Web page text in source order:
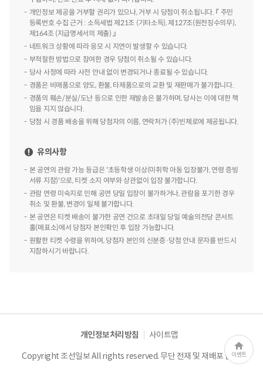
이벤트
개인정보처리방침
사이트맵
Copyright 조선일보 All rights reserved. 무단 전재 및 재배포 금지.